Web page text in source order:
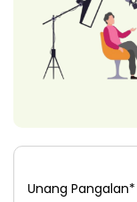
Unang Pangalan*